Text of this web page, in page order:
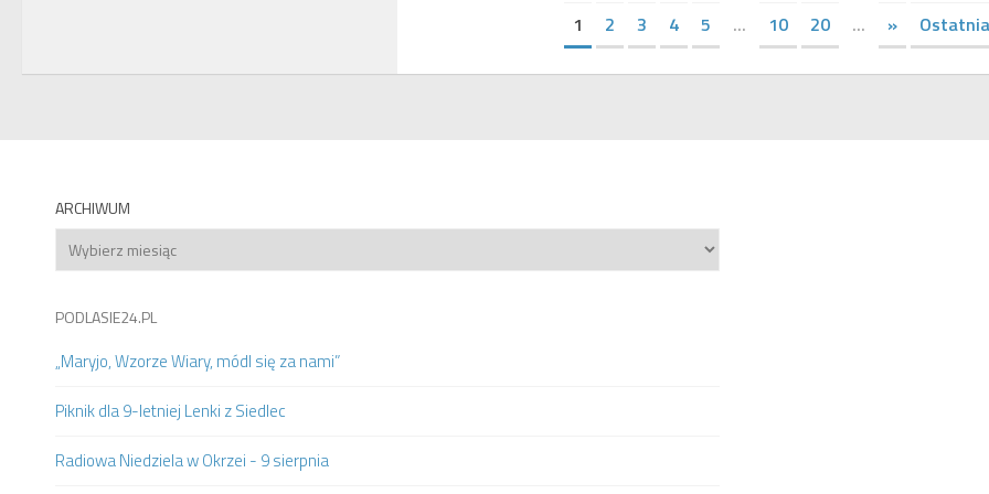
1 2 3 4 5 ... 10 20 ... »
ARCHIWUM
Archiwum
PODLASIE24.PL
„Maryjo, Wzorze Wiary, módl się za nami”
Piknik dla 9-letniej Lenki z Siedlec
Radiowa Niedziela w Okrzei - 9 sierpnia